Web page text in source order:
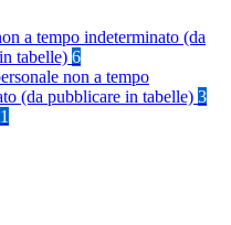
a tempo indeterminato (da
tabelle) 6
non a tempo
(da pubblicare in tabelle) 3